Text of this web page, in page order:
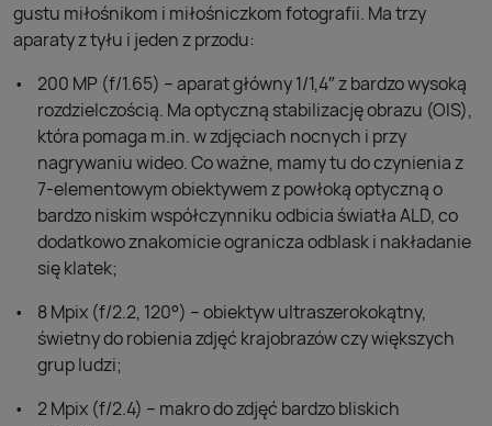
gustu miłośnikom i miłośniczkom fotografii. Ma trzy
aparaty z tyłu i jeden z przodu:
200 MP (f/1.65) – aparat główny 1/1,4″ z bardzo wysoką
rozdzielczością. Ma optyczną stabilizację obrazu (OIS),
która pomaga m.in. w zdjęciach nocnych i przy
nagrywaniu wideo. Co ważne, mamy tu do czynienia z
7-elementowym obiektywem z powłoką optyczną o
bardzo niskim współczynniku odbicia światła ALD, co
dodatkowo znakomicie ogranicza odblask i nakładanie
się klatek;
8 Mpix (f/2.2, 120°) – obiektyw ultraszerokokątny,
świetny do robienia zdjęć krajobrazów czy większych
grup ludzi;
2 Mpix (f/2.4) – makro do zdjęć bardzo bliskich